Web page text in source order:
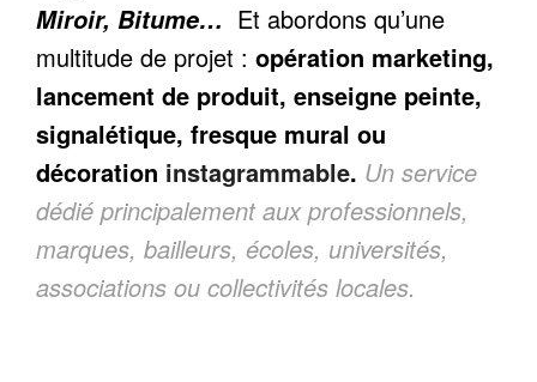
Miroir, Bitume… Et abordons qu’une
multitude de projet : opération marketing,
lancement de produit, enseigne peinte,
signalétique, fresque mural ou
décoration instagrammable. Un service
dédié principalement aux professionnels,
marques, bailleurs, écoles, universités,
associations ou collectivités locales.